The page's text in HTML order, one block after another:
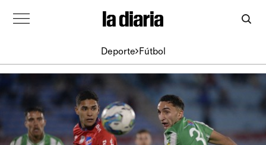
Deporte Fútbol